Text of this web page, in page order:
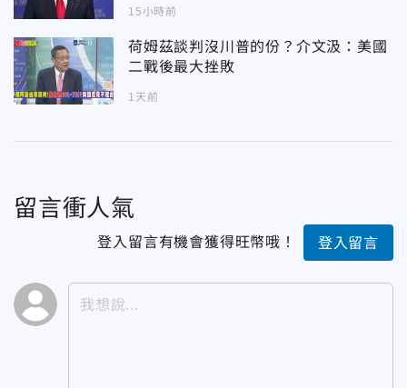
15小時前
荷姆茲談判沒川普的份？介文汲：美國
二戰後最大挫敗
1天前
留言衝人氣
登入留言有機會獲得旺幣哦！ 登入留言